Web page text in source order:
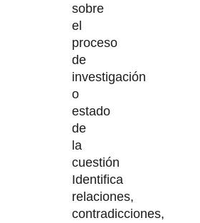
sobre
el
proceso
de
investigación
o
estado
de
la
cuestión
Identifica
relaciones,
contradicciones,